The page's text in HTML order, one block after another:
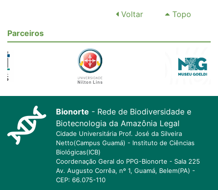
Voltar
Topo
Parceiros
Bionorte - Rede de Biodiversidade e
Biotecnologia da Amazônia Legal
Cidade Universitária Prof. José da Silveira
Netto(Campus Guamá) - Instituto de Ciências
Biológicas(ICB)
Coordenação Geral do PPG-Bionorte - Sala 225
Av. Augusto Corrêa, nº 1, Guamá, Belem(PA) -
CEP: 66.075-110